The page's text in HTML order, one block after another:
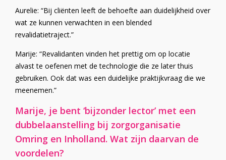
Aurelie: “Bij cliënten leeft de behoefte aan duidelijkheid over
wat ze kunnen verwachten in een blended
revalidatietraject.”
Marije: “Revalidanten vinden het prettig om op locatie
alvast te oefenen met de technologie die ze later thuis
gebruiken. Ook dat was een duidelijke praktijkvraag die we
meenemen.”
Marije, je bent ‘bijzonder lector’ met een
dubbelaanstelling bij zorgorganisatie
Omring en Inholland. Wat zijn daarvan de
voordelen?